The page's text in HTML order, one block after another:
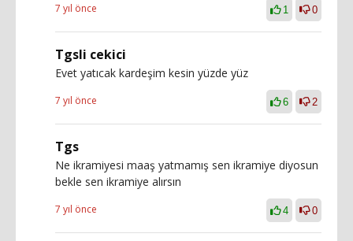
7 yıl önce 1 0
Tgsli cekici
Evet yatıcak kardeşim kesin yüzde yüz
7 yıl önce 6 2
Tgs
Ne ikramiyesi maaş yatmamış sen ikramiye diyosun
bekle sen ikramiye alırsın
7 yıl önce 4 0